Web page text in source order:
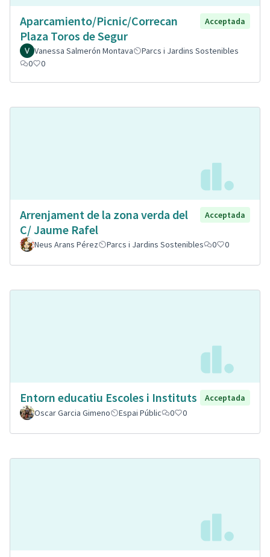
Aparcamiento/Picnic/Correcan
Plaza Toros de Segur
Acceptada
Vanessa Salmerón Montava
Parcs i Jardins Sostenibles
0
0
Arrenjament de la zona verda del
C/ Jaume Rafel
Acceptada
Neus Arans Pérez Parcs i Jardins Sostenibles 0 0
Entorn educatiu Escoles i Instituts
Acceptada
Oscar Garcia Gimeno
Espai Públic 0 0